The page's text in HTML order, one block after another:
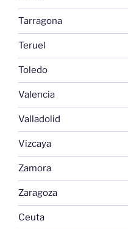
Tarragona
Teruel
Toledo
Valencia
Valladolid
Vizcaya
Zamora
Zaragoza
Ceuta